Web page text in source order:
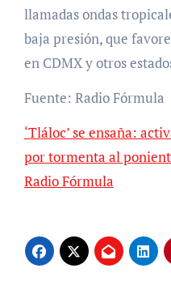
llamadas ondas
baja presión, que
en CDMX y otros
Fuente: Radio Fórmula
‘Tláloc’ se ensaña:
por tormenta al
Radio Fórmula